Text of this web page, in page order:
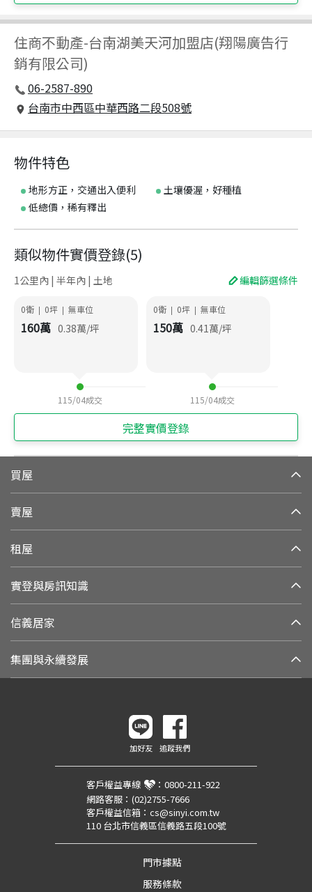
住商不動產-台南湖美天河加盟店(翔陽廣告行
銷有限公司)
06-2587-890
台南市中西區中華西路二段508號
物件特色
地形方正，交通出入便利
土壤優渥，好種植
低總價，稀有釋出
類似物件實價登錄(5)
1公里內 | 半年內 | 土地 編輯篩選條件
0衛 | 0坪 | 無車位
160萬 0.38萬/坪
115/04成交
0衛 | 0坪 | 無車位
150萬 0.41萬/坪
115/04成交
完整實價登錄
買屋
賣屋
租屋
實登與房訊知識
信義居家
集團與永續發展
加好友 追蹤我們
客戶權益專線 ： 0800-211-922
網路客服： (02)2755-7666
客戶權益信箱： cs@sinyi.com.tw
110 台北市信義區信義路五段100號
門市據點
服務條款